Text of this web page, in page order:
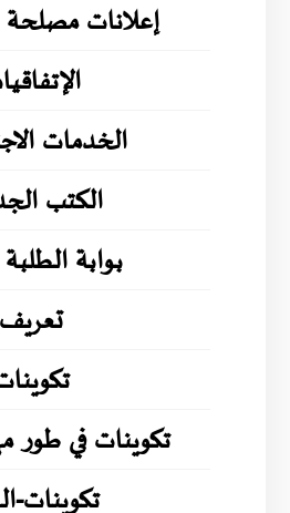
إعلانات
الخدمات
الكتب
بوابة
تعريف
تكوينات في طور
تكوينات-